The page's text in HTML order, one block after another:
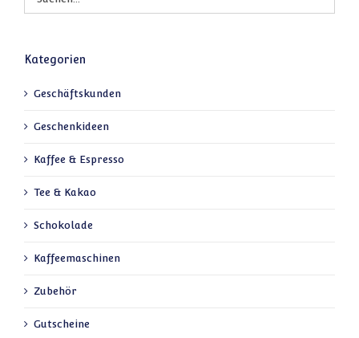
Kategorien
Geschäftskunden
Geschenkideen
Kaffee & Espresso
Tee & Kakao
Schokolade
Kaffeemaschinen
Zubehör
Gutscheine